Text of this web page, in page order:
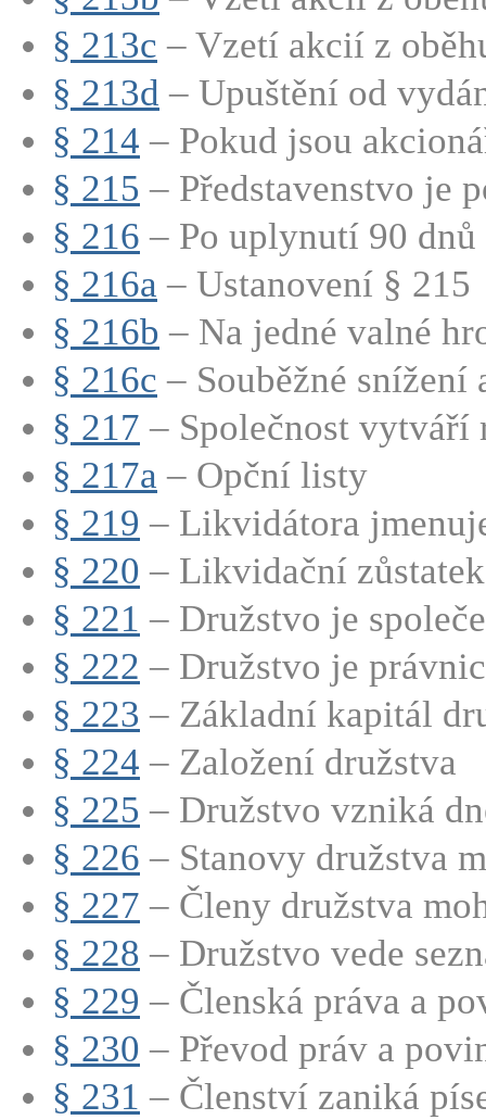
§ 213c – Vzetí akcií z
§ 213d – Upuštění od
§ 214 – Pokud jsou
§ 215 – Představenstvo je
§ 216 – Po uplynutí 90
§ 216a – Ustanovení § 215
§ 216b – Na jedné valné
§ 216c – Souběžné snížení
§ 217 – Společnost vytváří
§ 217a – Opční listy
§ 219 – Likvidátora
§ 220 – Likvidační
§ 221 – Družstvo je
§ 222 – Družstvo je
§ 223 – Základní kapitál
§ 224 – Založení družstva
§ 225 – Družstvo vzniká
§ 226 – Stanovy družstva
§ 227 – Členy družstva
§ 228 – Družstvo vede
§ 229 – Členská práva a
§ 230 – Převod práv a
§ 231 – Členství zaniká